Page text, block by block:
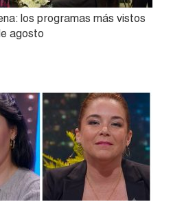
los programas más vistos
agosto